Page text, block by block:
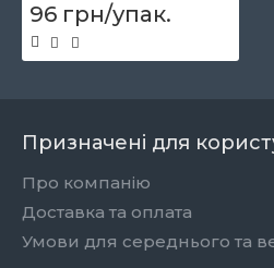
96 грн/упак.
Призначені для
Про компанію
Доставка та оплата
Умови для середнього та